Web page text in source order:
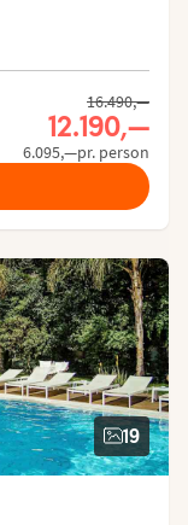
4.439/54.1 of 5
16.490,—
12.190,—
6.095,—pr. person
19